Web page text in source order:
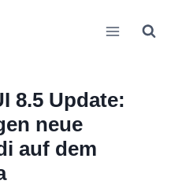
8.5 Update:
neue
auf dem